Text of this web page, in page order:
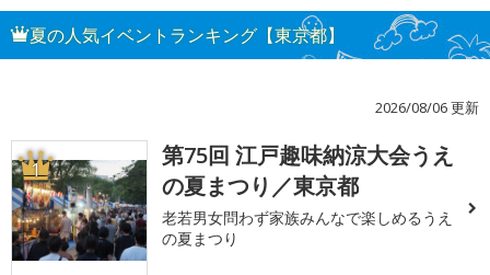
夏の人気イベントランキング【東京都】
2026/08/06 更新
1
第75回 江戸趣味納涼大会うえ
の夏まつり／東京都
老若男女問わず家族みんなで楽しめるうえ
の夏まつり